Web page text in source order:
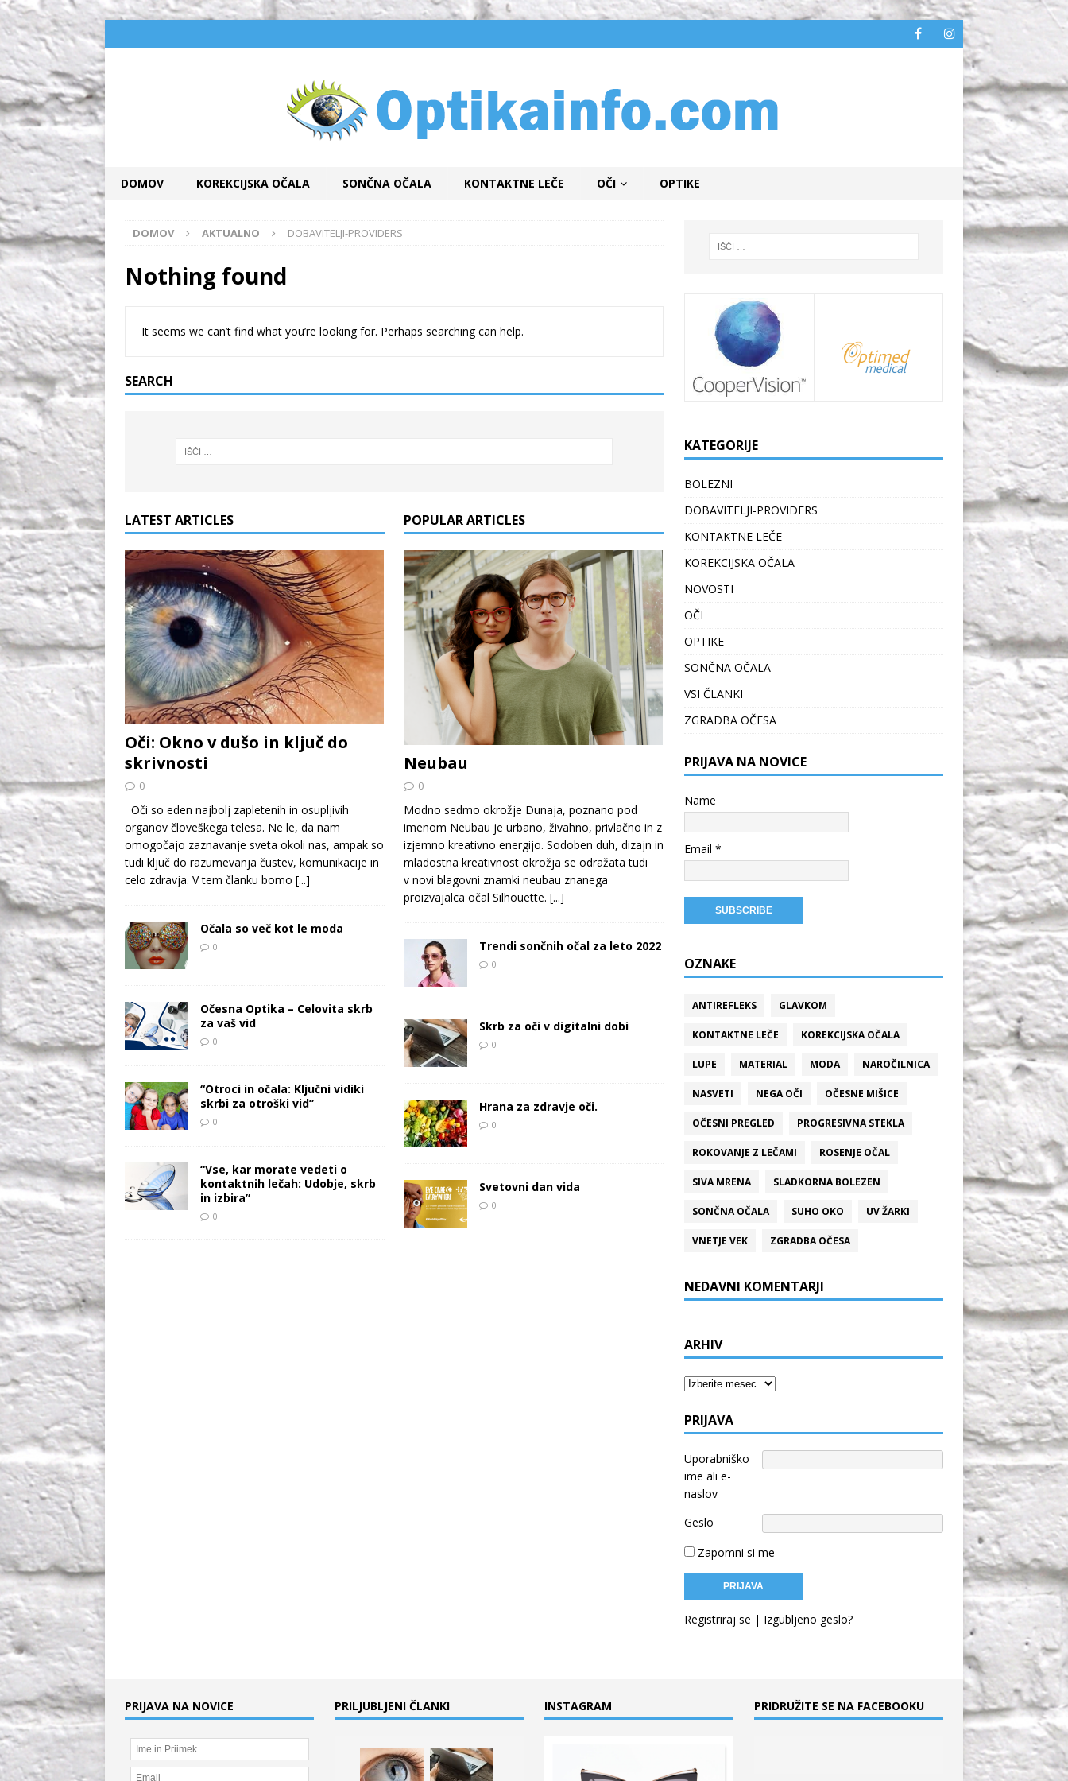
DOMOV KOREKCIJSKA OČALA SONČNA OČALA KONTAKTNE LEČE OČI OPTIKE
DOMOV AKTUALNO DOBAVITELJI-PROVIDERS
Nothing found
It seems we can’t find what you’re looking for. Perhaps searching can help.
SEARCH
LATEST ARTICLES
Oči: Okno v dušo in ključ do
skrivnosti
0
Oči so eden najbolj zapletenih in osupljivih
organov človeškega telesa. Ne le, da nam
omogočajo zaznavanje sveta okoli nas, ampak so
tudi ključ do razumevanja čustev, komunikacije in
celo zdravja. V tem članku bomo [...]
Očala so več kot le moda
0
Očesna Optika – Celovita skrb
za vaš vid
0
“Otroci in očala: Ključni vidiki
skrbi za otroški vid”
0
“Vse, kar morate vedeti o
kontaktnih lečah: Udobje, skrb
in izbira”
0
POPULAR ARTICLES
Neubau
0
Modno sedmo okrožje Dunaja, poznano pod
imenom Neubau je urbano, živahno, privlačno in z
izjemno kreativno energijo. Sodoben duh, dizajn in
mladostna kreativnost okrožja se odražata tudi
v novi blagovni znamki neubau znanega
proizvajalca očal Silhouette. [...]
Trendi sončnih očal za leto 2022
0
Skrb za oči v digitalni dobi
0
Hrana za zdravje oči.
0
Svetovni dan vida
0
KATEGORIJE
BOLEZNI
DOBAVITELJI-PROVIDERS
KONTAKTNE LEČE
KOREKCIJSKA OČALA
NOVOSTI
OČI
OPTIKE
SONČNA OČALA
VSI ČLANKI
ZGRADBA OČESA
PRIJAVA NA NOVICE
Name
Email *
OZNAKE
ANTIREFLEKS GLAVKOM
KONTAKTNE LEČE KOREKCIJSKA OČALA
LUPE MATERIAL MODA NAROČILNICA
NASVETI NEGA OČI OČESNE MIŠICE
OČESNI PREGLED PROGRESIVNA STEKLA
ROKOVANJE Z LEČAMI ROSENJE OČAL
SIVA MRENA SLADKORNA BOLEZEN
SONČNA OČALA SUHO OKO UV ŽARKI
VNETJE VEK ZGRADBA OČESA
NEDAVNI KOMENTARJI
ARHIV
Arhiv
PRIJAVA
Uporabniško
ime ali e-
naslov
Geslo
Zapomni si me
Registriraj se | Izgubljeno geslo?
PRIJAVA NA NOVICE PRILJUBLJENI ČLANKI INSTAGRAM PRIDRUŽITE SE NA FACEBOOKU